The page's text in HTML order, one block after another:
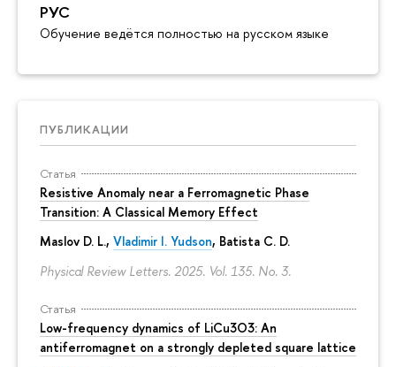
РУС
Обучение ведётся полностью на русском языке
ПУБЛИКАЦИИ
Статья
Resistive Anomaly near a Ferromagnetic Phase
Transition: A Classical Memory Effect
Maslov D. L., Vladimir I. Yudson, Batista C. D.
Physical Review Letters. 2025. Vol. 135. No. 3.
Статья
Low-frequency dynamics of LiCu3⁢O3: An
antiferromagnet on a strongly depleted square lattice